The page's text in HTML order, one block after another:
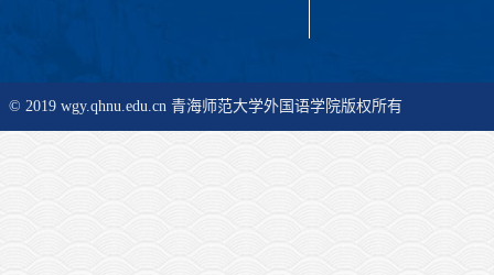
© 2019 wgy.qhnu.edu.cn 青海师范大学外国语学院版权所有